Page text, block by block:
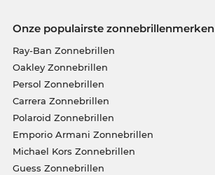
Onze populairste zonnebrillenmerken
Ray-Ban Zonnebrillen
Oakley Zonnebrillen
Persol Zonnebrillen
Carrera Zonnebrillen
Polaroid Zonnebrillen
Emporio Armani Zonnebrillen
Michael Kors Zonnebrillen
Guess Zonnebrillen